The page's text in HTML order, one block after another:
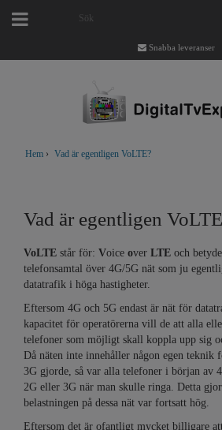
Snabba leveranser
Hem › Vad är egentligen VoLTE?
Vad är egentligen
VoLTE står för: Voice over LTE och
telefonsamtal över 4G/5G nät som ju
datatrafik i höga hastigheter.
Eftersom 4G och 5G endast är nät för
kapacitet för operatörerna vill de att alla
telefoner som möjligt skall koppla upp sig
Då näten inte innehåller någon egen teknik
3G gjorde, så var alla telefoner i början av
2G eller 3G när man skulle ringa. Detta
belastningen på dessa nät var fortsatt hög.
Eftersom det är ofantligt mycket billigare